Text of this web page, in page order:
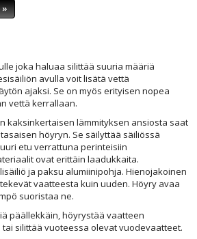
»
joka haluaa silittää suuria määriä
avulla voit lisätä vettä
ajaksi. Se on myös erityisen nopea
vettä kerrallaan.
kaksinkertaisen lämmityksen ansiosta saat
höyryn. Se säilyttää säiliössä
etu verrattuna perinteisiin
ovat erittäin laadukkaita.
ja paksu alumiinipohja. Hienojakoinen
vaatteesta kuin uuden. Höyry avaa
suoristaa ne.
päällekkäin, höyrystää vaatteen
silittää vuoteessa olevat vuodevaatteet.